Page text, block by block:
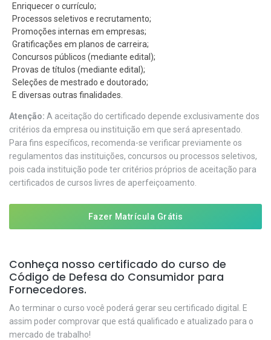
Enriquecer o currículo;
Processos seletivos e recrutamento;
Promoções internas em empresas;
Gratificações em planos de carreira;
Concursos públicos (mediante edital);
Provas de títulos (mediante edital);
Seleções de mestrado e doutorado;
E diversas outras finalidades.
Atenção: A aceitação do certificado depende exclusivamente dos
critérios da empresa ou instituição em que será apresentado.
Para fins específicos, recomenda-se verificar previamente os
regulamentos das instituições, concursos ou processos seletivos,
pois cada instituição pode ter critérios próprios de aceitação para
certificados de cursos livres de aperfeiçoamento.
Fazer Matrícula Grátis
Conheça nosso certificado do curso de
Código de Defesa do Consumidor para
Fornecedores.
Ao terminar o curso você poderá gerar seu certificado digital. E
assim poder comprovar que está qualificado e atualizado para o
mercado de trabalho!